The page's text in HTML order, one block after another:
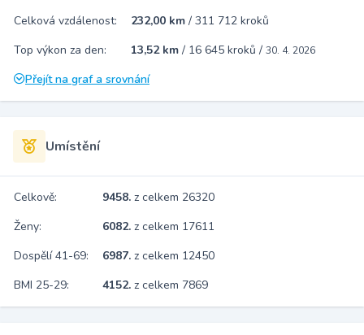
Celková vzdálenost:
232,00 km / 311 712 kroků
Top výkon za den:
13,52 km / 16 645 kroků / 30. 4. 2026
Přejít na graf a srovnání
Umístění
Celkově: 9458. z celkem 26320
Ženy:
6082. z celkem 17611
Dospělí 41-69:
6987. z celkem 12450
BMI 25-29:
4152. z celkem 7869